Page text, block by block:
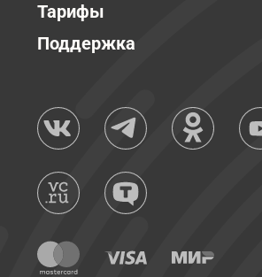
Тарифы
Поддержка